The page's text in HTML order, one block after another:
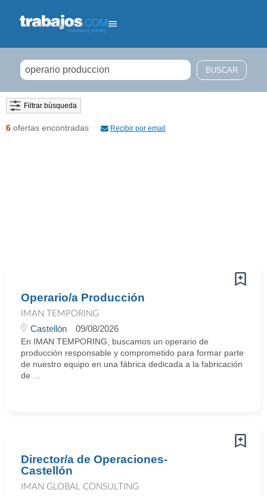
Filtrar búsqueda
6 ofertas encontradas Recibir por email
Operario/a Producción
IMAN TEMPORING
Castellón 09/08/2026
En IMAN TEMPORING, buscamos un operario de
producción responsable y comprometido para formar parte
de nuestro equipo en una fábrica dedicada a la fabricación
de ...
Director/a de Operaciones-
Castellón
IMAN GLOBAL CONSULTING